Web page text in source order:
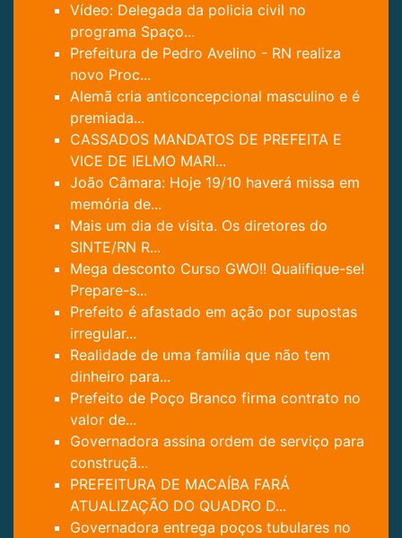
Vídeo: Delegada da policia civil no
programa Spaço...
Prefeitura de Pedro Avelino - RN realiza
novo Proc...
Alemã cria anticoncepcional masculino e é
premiada...
CASSADOS MANDATOS DE PREFEITA E
VICE DE IELMO MARI...
João Câmara: Hoje 19/10 haverá missa em
memória de...
Mais um dia de visita. Os diretores do
SINTE/RN R...
Mega desconto Curso GWO!! Qualifique-se!
Prepare-s...
Prefeito é afastado em ação por supostas
irregular...
Realidade de uma família que não tem
dinheiro para...
Prefeito de Poço Branco firma contrato no
valor de...
Governadora assina ordem de serviço para
construçã...
PREFEITURA DE MACAÍBA FARÁ
ATUALIZAÇÃO DO QUADRO D...
Governadora entrega poços tubulares no